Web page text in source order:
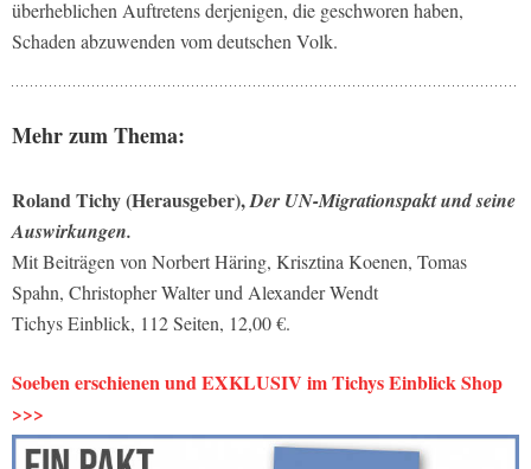
überheblichen Auftretens derjenigen, die geschworen haben,
Schaden abzuwenden vom deutschen Volk.
Mehr zum Thema:
Roland Tichy (Herausgeber),Der UN-Migrationspakt und seine
Auswirkungen.
Mit Beiträgen von Norbert Häring, Krisztina Koenen, Tomas
Spahn, Christopher Walter und Alexander Wendt
Tichys Einblick, 112 Seiten, 12,00 €.
Soeben erschienen und EXKLUSIV im Tichys Einblick Shop
>>>